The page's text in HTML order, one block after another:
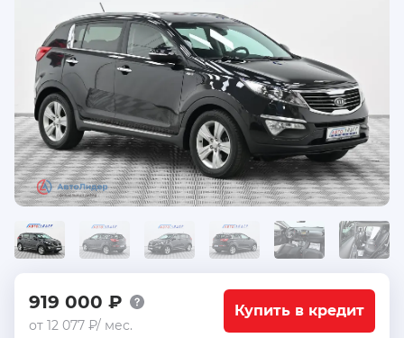
919 000 ₽
от 12 077 ₽/ мес.
Купить в кредит